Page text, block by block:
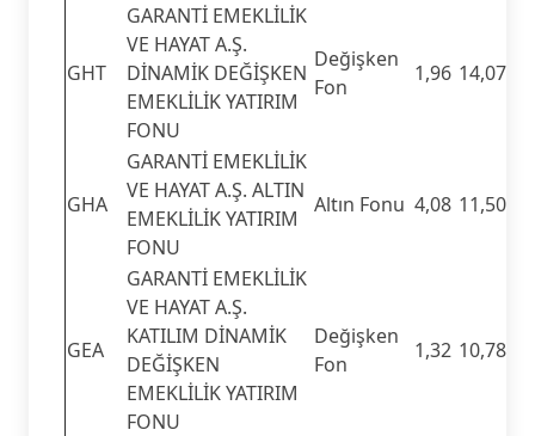
GHT
GARANTİ EMEKLİLİK
VE HAYAT A.Ş.
DİNAMİK DEĞİŞKEN
EMEKLİLİK YATIRIM
FONU
Değişken
Fon
1,96 14,07
GHA
GARANTİ EMEKLİLİK
VE HAYAT A.Ş. ALTIN
EMEKLİLİK YATIRIM
FONU
Altın Fonu 4,08 11,50
GEA
GARANTİ EMEKLİLİK
VE HAYAT A.Ş.
KATILIM DİNAMİK
DEĞİŞKEN
EMEKLİLİK YATIRIM
FONU
Değişken
Fon
1,32 10,78